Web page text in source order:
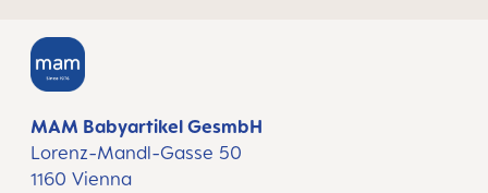
MAM Babyartikel GesmbH
Lorenz-Mandl-Gasse 50
1160 Vienna